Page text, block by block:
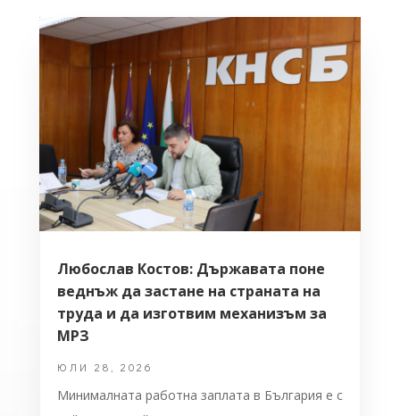
Любослав Костов: Държавата поне
веднъж да застане на страната на
труда и да изготвим механизъм за
МРЗ
ЮЛИ 28, 2026
Минималната работна заплата в България е с